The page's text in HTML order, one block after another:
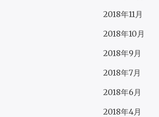
2018年11月
2018年10月
2018年9月
2018年7月
2018年6月
2018年4月